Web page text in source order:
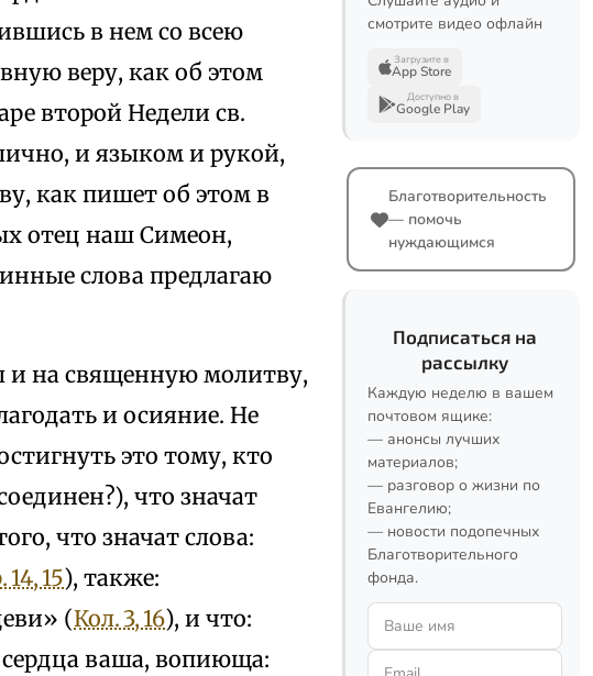
в нем со всею
веру, как об этом
второй Недели св.
и языком и рукой,
как пишет об этом в
отец наш Симеон,
слова предлагаю
и на священную молитву,
и осияние. Не
это тому, кто
что значат
что значат слова:
14, 15), также:
(Кол. 3, 16), и что:
сердца ваша, вопиюща:
смотрите видео офлайн
Загрузите в
App Store
Доступно в
Google Play
Благотворительность
— помочь
нуждающимся
Подписаться на
рассылку
Каждую неделю в вашем
почтовом ящике:
— анонсы лучших
материалов;
— разговор о жизни по
Евангелию;
— новости подопечных
Благотворительного
фонда.